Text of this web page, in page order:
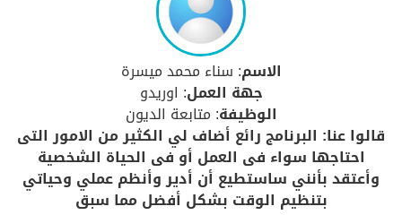
الاسم: سناء محمد ميسرة
جهة العمل: اوريدو
الوظيفة: متابعة الديون
قالوا عنا: البرنامج رائع أضاف لي الكثير من الامور التى
احتاجها سواء فى العمل أو فى الحياة الشخصية
وأعتقد بأنني ساستطيع أن أدير وأنظم عملي وحياتي
بتنظيم الوقت بشكل أفضل مما سبق